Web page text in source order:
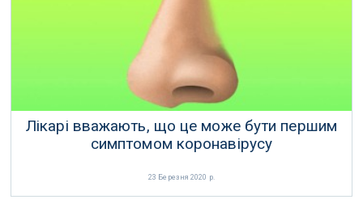
24 Березня 2020 р.
Лікарі вважають, що це може бути першим
симптомом коронавірусу
23 Березня 2020 р.